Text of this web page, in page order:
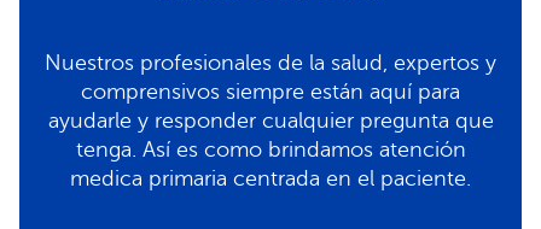
Nuestros profesionales de la salud, expertos y
comprensivos siempre están aquí para
ayudarle y responder cualquier pregunta que
tenga. Así es como brindamos atención
medica primaria centrada en el paciente.